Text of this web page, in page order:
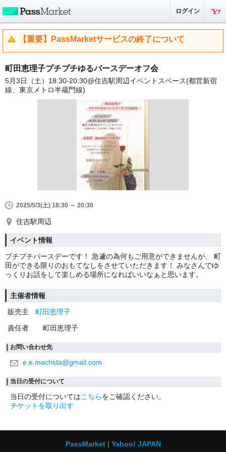
ログイン
【重要】PassMarketサービスの終了について
町田恵理子プチプチゆるバースデーオフ会
5月3日（土）18:30-20:30@住吉駅周辺イベントスペース(都営新宿
線、東京メトロ半蔵門線)
2025/5/3(土) 18:30 ～ 20:30
住吉駅周辺
イベント情報
プチプチバースデーです！ 急遽の為何もご用意ができませんが、 町
田ができる限りのおもてなしをさせていただきます！ みなさんでゆ
っくりお話をして楽しめる場所になればいいなぁと思います。
主催者情報
販売主
町田恵理子
責任者
町田恵理子
お問い合わせ先
e.e.machida@gmail.com
当日の受付について
当日の受付についてはこちらをご確認ください。
チケットを取り出す
PassMarket Yahoo! JAPAN